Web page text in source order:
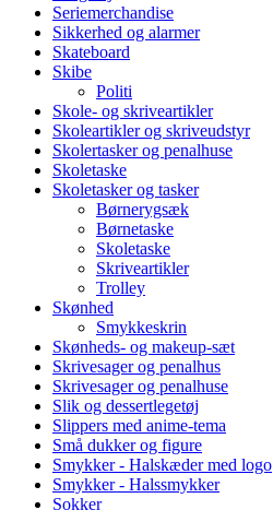
Seriemerchandise
Sikkerhed og alarmer
Skateboard
Skibe
Politi
Skole- og skriveartikler
Skoleartikler og skriveudstyr
Skolertasker og penalhuse
Skoletaske
Skoletasker og tasker
Børnerygsæk
Børnetaske
Skoletaske
Skriveartikler
Trolley
Skønhed
Smykkeskrin
Skønheds- og makeup-sæt
Skrivesager og penalhus
Skrivesager og penalhuse
Slik og dessertlegetøj
Slippers med anime-tema
Små dukker og figure
Smykker - Halskæder med logo
Smykker - Halssmykker
Sokker